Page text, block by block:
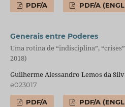
PDF/A PDF/A
Generais entre Poderes
Uma rotina de “indisciplina”,
2018)
Guilherme Alessandro Lemos da
e023017
PDF/A PDF/A